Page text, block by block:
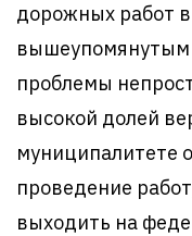
дорожных работ
вышеупомянутым
проблемы
высокой долей
муниципалитете
проведение
выходить на